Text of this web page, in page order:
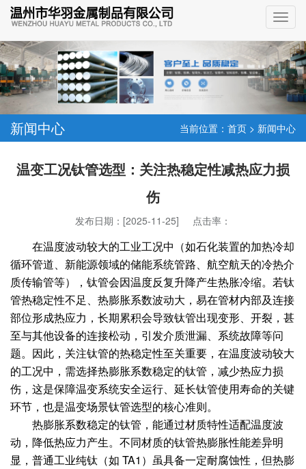
新闻中心 当前位置： 首页 > 新闻中心
温变工况钛管选型：关注热稳定性减热应力损
伤
发布日期：[2025-11-25] 点击率：
在温度波动较大的工业工况中（如石化装置的加热冷却
循环管道、新能源领域的储能系统管路、航空航天的冷热介
质传输管等），钛管会因温度反复升降产生热胀冷缩。若钛
管热稳定性不足、热膨胀系数波动大，易在管材内部及连接
部位形成热应力，长期累积会导致钛管出现变形、开裂，甚
至与其他设备的连接松动，引发介质泄漏、系统故障等问
题。因此，关注钛管的热稳定性至关重要，在温度波动较大
的工况中，需选择热膨胀系数稳定的钛管，减少热应力损
伤，这是保障温变系统安全运行、延长钛管使用寿命的关键
环节，也是温变场景钛管选型的核心准则。
热膨胀系数稳定的钛管，能通过材质特性适配温度波
动，降低热应力产生。不同材质的钛管热膨胀性能差异明
显，普通工业纯钛（如 TA1）虽具备一定耐腐蚀性，但热膨